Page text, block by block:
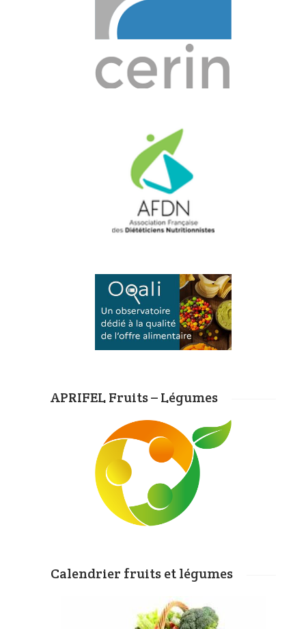
APRIFEL Fruits – Légumes
Calendrier fruits et légumes